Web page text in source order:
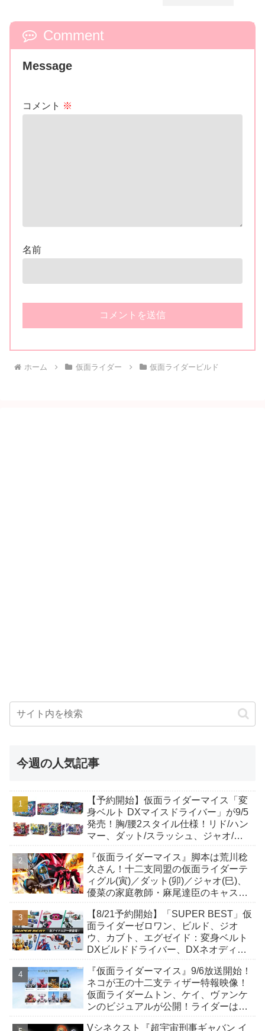
Comment
Message
コメント ※
名前
ホーム 仮面ライダー 仮面ライダービルド
今週の人気記事
【予約開始】仮面ライダーマイス「変
身ベルト DXマイスドライバー」が9/5
発売！胸/腰2スタイル仕様！リド/ハン
マー、ダット/スラッシュ、ジャオ/バ
も！
『仮面ライダーマイス』脚本は荒川稔
久さん！十二支同盟の仮面ライダーテ
ィグル(寅)／ダット(卯)／ジャオ(巳)、
優菜の家庭教師・麻尾達臣のキャスト
んも変身！
【8/21予約開始】「SUPER BEST」仮
面ライダーゼロワン、ビルド、ジオ
ウ、カブト、エグゼイド：変身ベルト
DXビルドドライバー、DXネオディケ
か12点！
『仮面ライダーマイス』9/6放送開始！
ネコが王の十二支ティザー特報映像！
仮面ライダームトン、ケイ、ヴァンケ
ンのビジュアルが公開！ライダーは子
Vシネクスト『超宇宙刑事ギャバン イ